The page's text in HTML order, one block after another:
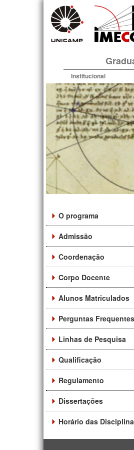
Institucional
O programa
Admissão
Coordenação
Corpo Docente
Alunos Matriculados
Perguntas Frequentes
Linhas de Pesquisa
Qualificação
Regulamento
Dissertações
Horário das